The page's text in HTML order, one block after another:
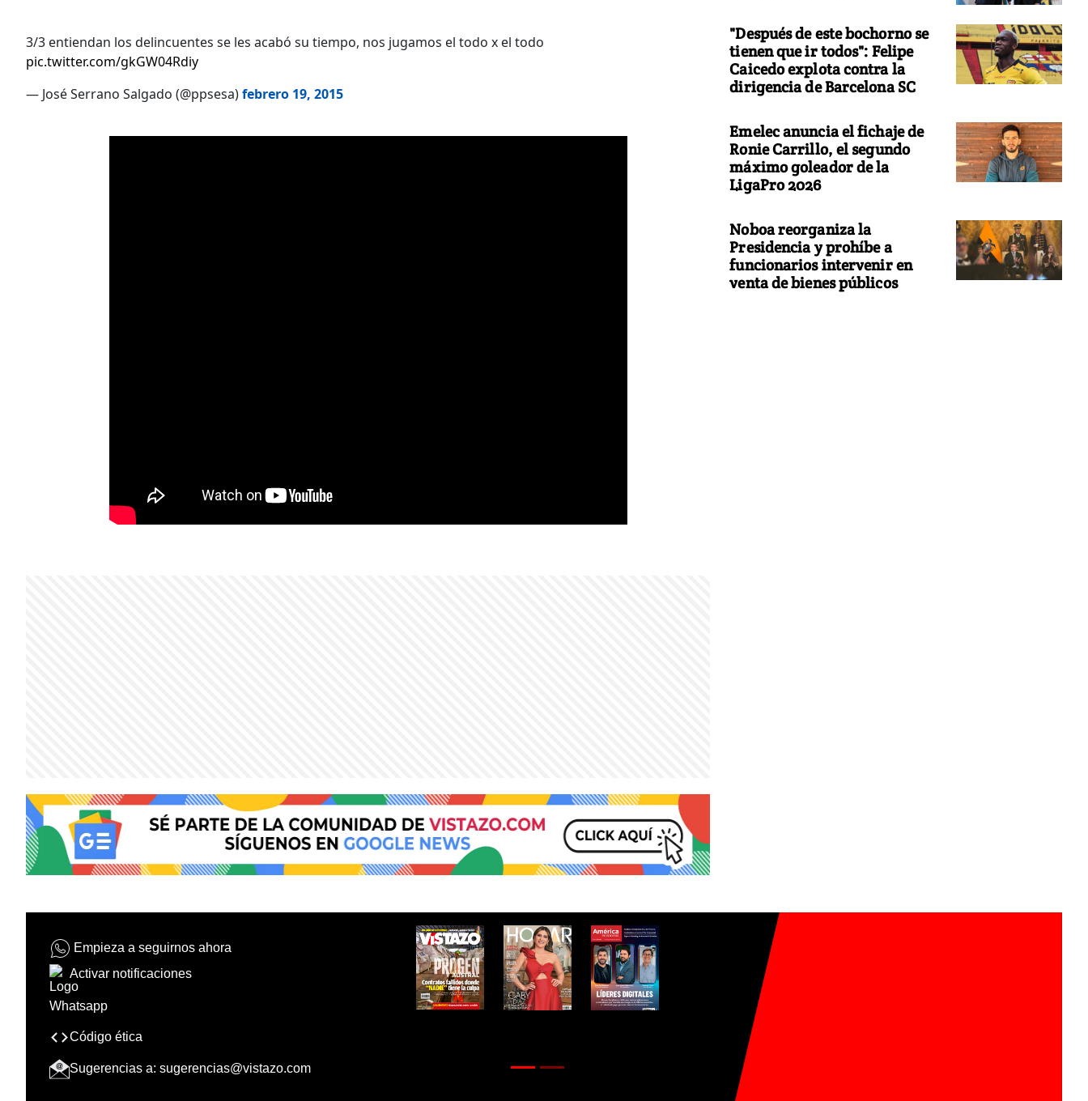
3/3 entiendan los delincuentes se les acabó su tiempo, nos jugamos el todo x el todo
pic.twitter.com/gkGW04Rdiy
— José Serrano Salgado (@ppsesa)febrero 19, 2015
"Después de este bochorno se
tienen que ir todos": Felipe
Caicedo explota contra la
dirigencia de Barcelona SC
Emelec anuncia el fichaje de
Ronie Carrillo, el segundo
máximo goleador de la
LigaPro 2026
Noboa reorganiza la
Presidencia y prohíbe a
funcionarios intervenir en
venta de bienes públicos
Empieza a seguirnos ahora
Activar notificaciones
Código ética
Sugerencias a: sugerencias@vistazo.com